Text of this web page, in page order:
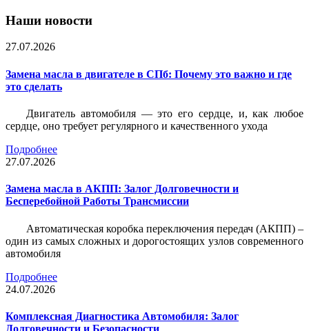
Наши новости
27.07.2026
Замена масла в двигателе в СПб: Почему это важно и где
это сделать
Двигатель автомобиля — это его сердце, и, как любое
сердце, оно требует регулярного и качественного ухода
Подробнее
27.07.2026
Замена масла в АКПП: Залог Долговечности и
Бесперебойной Работы Трансмиссии
Автоматическая коробка переключения передач (АКПП) –
один из самых сложных и дорогостоящих узлов современного
автомобиля
Подробнее
24.07.2026
Комплексная Диагностика Автомобиля: Залог
Долговечности и Безопасности